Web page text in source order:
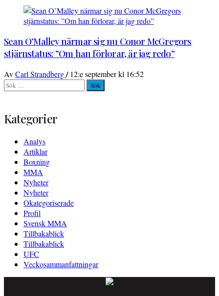
Sean O’Malley närmar sig nu Conor McGregors
stjärnstatus: ”Om han förlorar, är jag redo”
AvCarl Strandberg/ 12:e september kl 16:52
Sök
efter:
Kategorier
Analys
Artiklar
Boxning
MMA
Nyheter
Nyheter
Okategoriserade
Profil
Svensk MMA
Tillbakablick
Tillbakablick
UFC
Veckosammanfattningar